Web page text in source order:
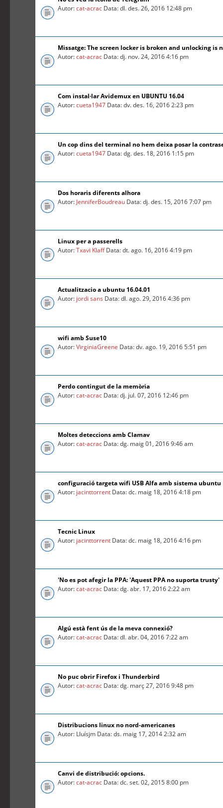
Autor:cat-acrac Data: dl. des. 26, 2016 12:48 pm
Missatge: The screen locker is broken and unlocking is
Autor:cat-acrac Data: dj. nov. 24, 2016 4:16 pm
Com instal·lar Avidemux en UBUNTU 16.04
Autor:cueta1947 Data: dv. des. 16, 2016 2:23 pm
Un cop dins del terminal no hem deixa posar la
Autor:cueta1947 Data: dg. des. 18, 2016 1:15 pm
Dos horaris diferents alhora
Autor: JenniferBoudreau Data: dj. des. 15, 2016 7:07 pm
Linux per a passerells
Autor:Txavi KlaffData: dt. ago. 16, 2016 4:19 pm
Actualitzacio a ubuntu 16.04.01
Autor: jordi sans Data: dl. ago. 29, 2016 4:36 pm
wifi amb Suse10
Autor:VirginiaGreene Data: dv. ago. 19, 2016 5:51 pm
Perdo contingut de la memòria
Autor:cat-acrac Data: dj. jul. 07, 2016 12:46 pm
Moltes deteccions amb Clamav
Autor:cat-acrac Data: dg. maig 01, 2016 9:46 am
configuració targeta wifi USB Alfa amb sistema ubuntu
Autor: jacinttorrent Data: dc. maig 18, 2016 4:18 pm
Tecnic Linux
Autor: jacinttorrent Data: dc. maig 18, 2016 4:16 pm
'No es pot afegir la PPA: 'Aquest PPA no suporta trusty'
Autor:cat-acrac Data: dg. abr. 17, 2016 2:22 am
Algú està fent ús de la meva connexió?
Autor:cat-acrac Data: dl. abr. 04, 2016 7:22 am
No puc obrir Firefox i Thunderbird
Autor:cat-acrac Data: dg. març 27, 2016 9:48 pm
Distribucions linux no nord-americanes
Autor: Lluísjm Data: ds. maig 17, 2014 2:32 am
Canvi de distribució: opcions.
Autor:cat-acrac Data: dc. set. 02, 2015 8:00 pm